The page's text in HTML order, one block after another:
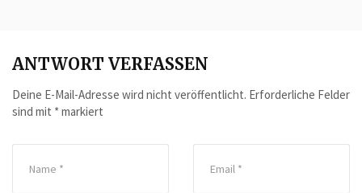
ANTWORT VERFASSEN
Deine E-Mail-Adresse wird nicht veröffentlicht. Erforderliche Felder
sind mit *markiert